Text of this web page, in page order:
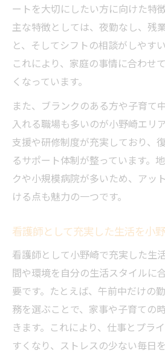
ートを大切にしたい方に向けた特
主な特徴としては、夜勤なし、残
と、そしてシフトの相談がしやす
これにより、家庭の事情に合わせ
くなっています。
また、ブランクのある方や子育て
入れる職場も多いのが小野崎エリ
支援や研修制度が充実しており、
るサポート体制が整っています。
クや小規模病院が多いため、アッ
ける点も魅力の一つです。
看護師として充実した生活を小
看護師として小野崎で充実した生
間や環境を自分の生活スタイルに
要です。たとえば、午前中だけの
務を選ぶことで、家事や子育ての
きます。これにより、仕事とプラ
すくなり、ストレスの少ない毎日